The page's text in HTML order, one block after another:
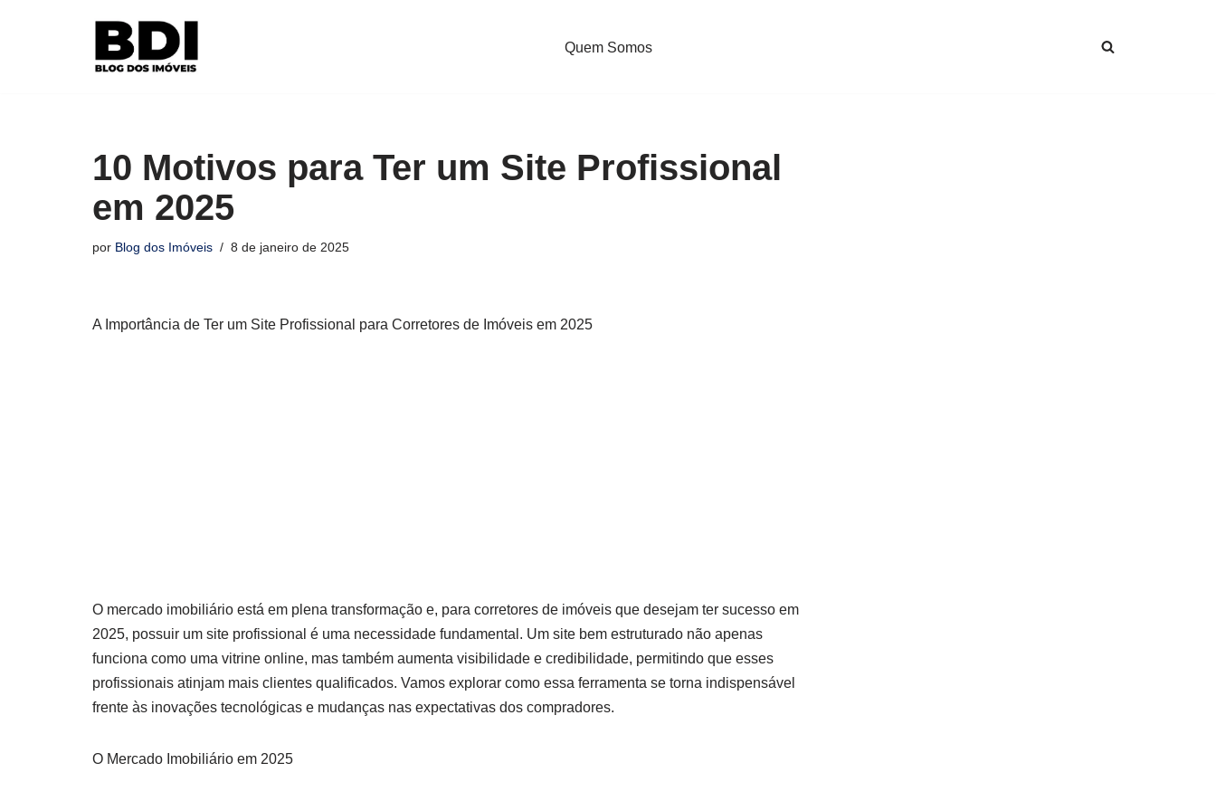
Quem Somos
10 Motivos para Ter um Site Profissional
em 2025
por Blog dos Imóveis 8 de janeiro de 2025
A Importância de Ter um Site Profissional para Corretores de Imóveis em 2025
O mercado imobiliário está em plena transformação e, para corretores de imóveis que desejam ter sucesso em
2025, possuir um site profissional é uma necessidade fundamental. Um site bem estruturado não apenas
funciona como uma vitrine online, mas também aumenta visibilidade e credibilidade, permitindo que esses
profissionais atinjam mais clientes qualificados. Vamos explorar como essa ferramenta se torna indispensável
frente às inovações tecnológicas e mudanças nas expectativas dos compradores.
O Mercado Imobiliário em 2025